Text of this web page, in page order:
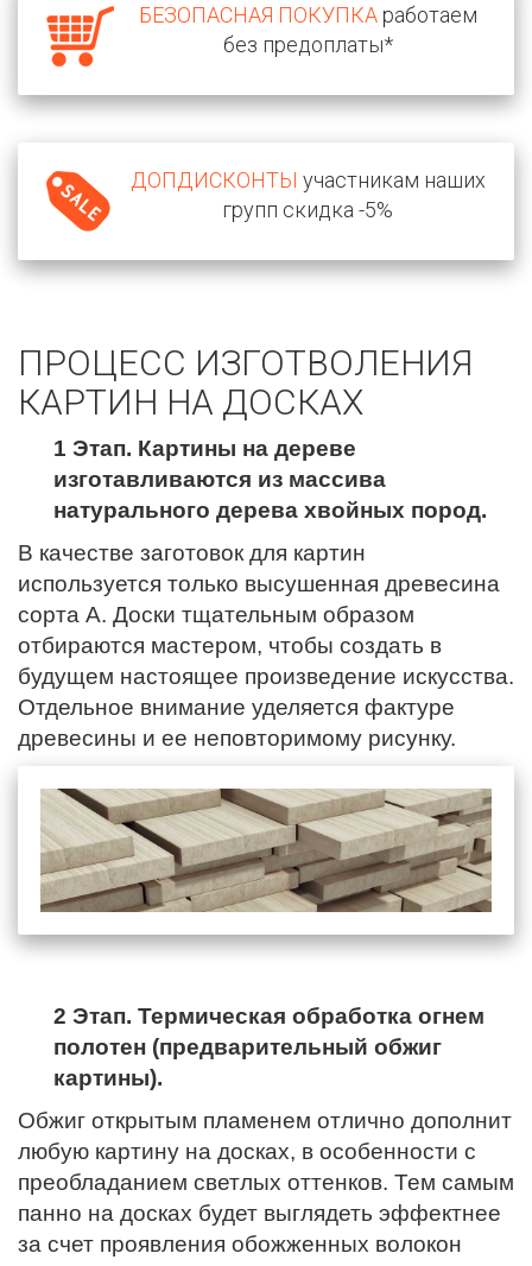
БЕЗОПАСНАЯ ПОКУПКАработаем
без предоплаты*
ДОПДИСКОНТЫ участникам наших
групп скидка -5%
ПРОЦЕСС ИЗГОТВОЛЕНИЯ
КАРТИН НА ДОСКАХ
1 Этап. Картины на дереве
изготавливаются из массива
натурального дерева хвойных пород.
В качестве заготовок для картин
используется только высушенная древесина
сорта А. Доски тщательным образом
отбираются мастером, чтобы создать в
будущем настоящее произведение искусства.
Отдельное внимание уделяется фактуре
древесины и ее неповторимому рисунку.
2 Этап. Термическая обработка огнем
полотен (предварительный обжиг
картины).
Обжиг открытым пламенем отлично дополнит
любую картину на досках, в особенности с
преобладанием светлых оттенков. Тем самым
панно на досках будет выглядеть эффектнее
за счет проявления обожженных волокон